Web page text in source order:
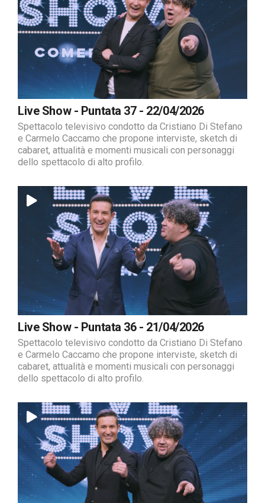
Live Show - Puntata 37 - 22/04/2026
Spettacolo televisivo condotto da Cristiano Di Stefano
e Carmelo Caccamo che propone interviste, sketch di
cabaret, attualità e momenti musicali con personaggi
dello spettacolo di alto profilo.
Live Show - Puntata 36 - 21/04/2026
Spettacolo televisivo condotto da Cristiano Di Stefano
e Carmelo Caccamo che propone interviste, sketch di
cabaret, attualità e momenti musicali con personaggi
dello spettacolo di alto profilo.